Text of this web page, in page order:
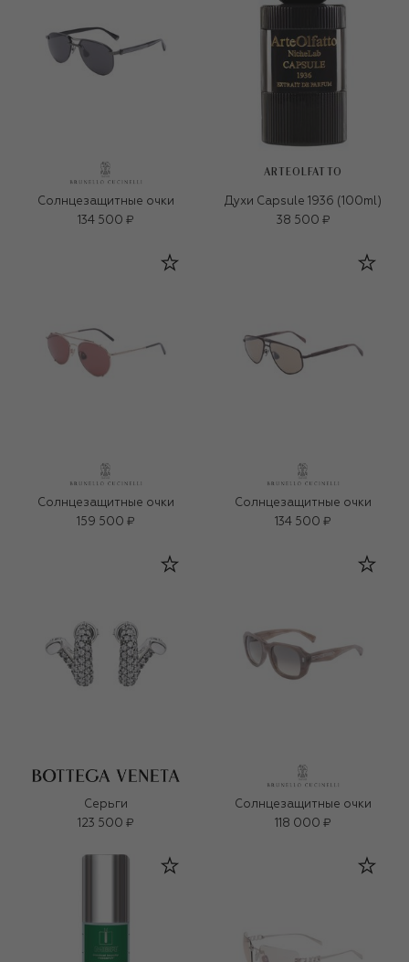
Солнцезащитные очки
134 500 ₽
ARTEOLFATTO
Духи Capsule 1936 (100ml)
38 500 ₽
Солнцезащитные очки
159 500 ₽
Солнцезащитные очки
134 500 ₽
Серьги
123 500 ₽
Солнцезащитные очки
118 000 ₽